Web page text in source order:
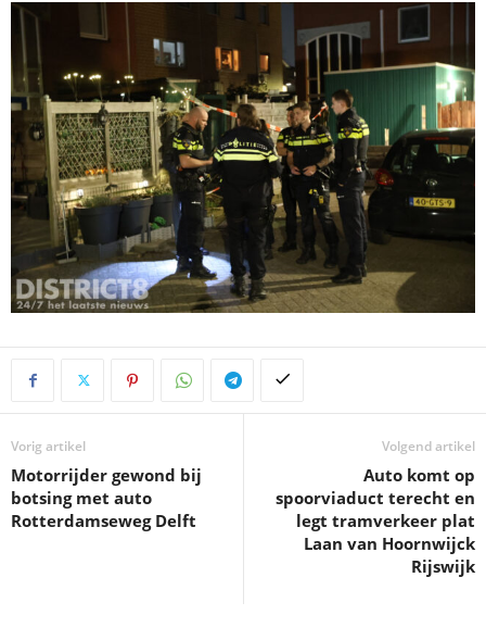
Vorig artikel
Motorrijder gewond bij
botsing met auto
Rotterdamseweg Delft
Volgend artikel
Auto komt op
spoorviaduct terecht en
legt tramverkeer plat
Laan van Hoornwijck
Rijswijk